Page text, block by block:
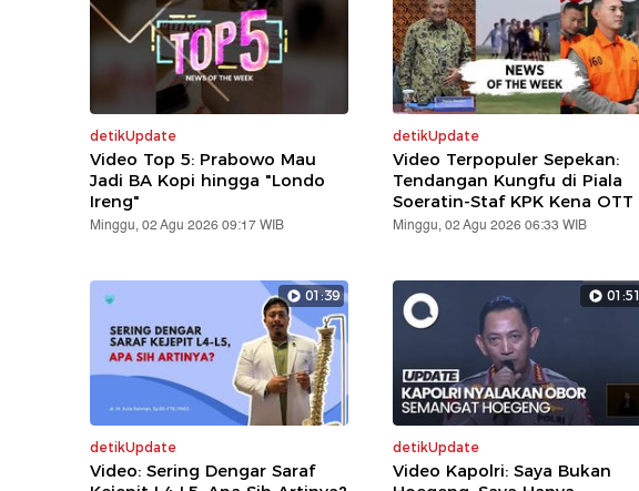
detikUpdate
Video Top 5: Prabowo Mau
Jadi BA Kopi hingga "Londo
Ireng"
Minggu, 02 Agu 2026 09:17 WIB
detikUpdate
Video Terpopuler Sepekan:
Tendangan Kungfu di Piala
Soeratin-Staf KPK Kena OTT
Minggu, 02 Agu 2026 06:33 WIB
01:39
detikUpdate
Video: Sering Dengar Saraf
01:51
detikUpdate
Video Kapolri: Saya Bukan